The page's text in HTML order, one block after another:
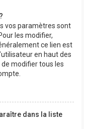
vos paramètres sont
les modifier,
ce lien est
en haut des
modifier tous les
dans la liste